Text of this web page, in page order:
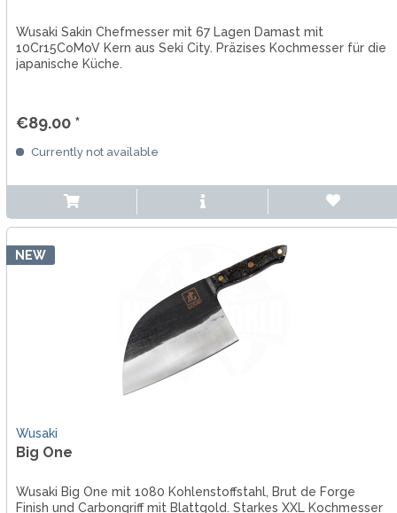
Wusaki Sakin Chefmesser mit 67 Lagen Damast mit
10Cr15CoMoV Kern aus Seki City. Präzises Kochmesser für die
japanische Küche.
€89.00 *
Currently not available
NEW
Wusaki
Big One
Wusaki Big One mit 1080 Kohlenstoffstahl, Brut de Forge
Finish und Carbongriff mit Blattgold. Starkes XXL Kochmesser